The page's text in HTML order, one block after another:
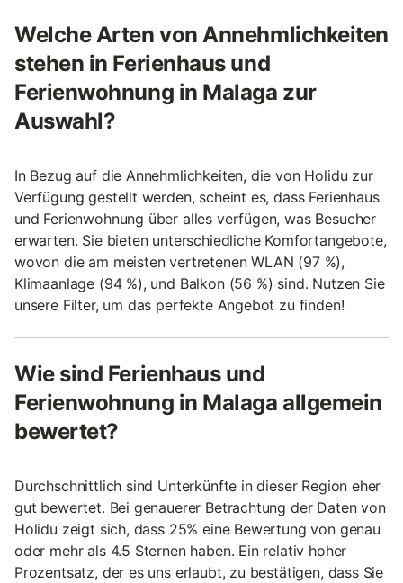
Welche Arten von Annehmlichkeiten
stehen in Ferienhaus und
Ferienwohnung in Malaga zur
Auswahl?
In Bezug auf die Annehmlichkeiten, die von Holidu zur
Verfügung gestellt werden, scheint es, dass Ferienhaus
und Ferienwohnung über alles verfügen, was Besucher
erwarten. Sie bieten unterschiedliche Komfortangebote,
wovon die am meisten vertretenen WLAN (97 %),
Klimaanlage (94 %), und Balkon (56 %) sind. Nutzen Sie
unsere Filter, um das perfekte Angebot zu finden!
Wie sind Ferienhaus und
Ferienwohnung in Malaga allgemein
bewertet?
Durchschnittlich sind Unterkünfte in dieser Region eher
gut bewertet. Bei genauerer Betrachtung der Daten von
Holidu zeigt sich, dass 25% eine Bewertung von genau
oder mehr als 4.5 Sternen haben. Ein relativ hoher
Prozentsatz, der es uns erlaubt, zu bestätigen, dass Sie